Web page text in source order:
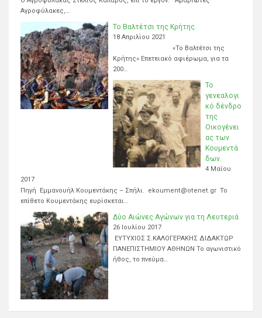
Αγροφύλακες,…
Το Βαλτέτσι της Κρήτης.
18 Απριλίου 2021
«Το Βαλτέτσι της
Κρήτης» Επετειακό αφιέρωμα, για τα
200…
Το
γενεαλογι
κό δένδρο
της
Οικογένει
ας των
Κουμεντά
δων.
4 Μαΐου
2017
Πηγή Εμμανουήλ Κουμεντάκης – Σπήλι. ekoument@otenet.gr Το
επίθετο Κουμεντάκης ευρίσκεται…
Δύο Αιώνες Αγώνων για τη Λευτεριά
26 Ιουλίου 2017
ΕΥΤΥΧΙΟΣ Σ.ΚΑΛΟΓΕΡΑΚΗΣ ΔΙΔΑΚΤΩΡ
ΠΑΝΕΠΙΣΤΗΜΙΟΥ ΑΘΗΝΩΝ Το αγωνιστικό
ήθος, το πνεύμα…